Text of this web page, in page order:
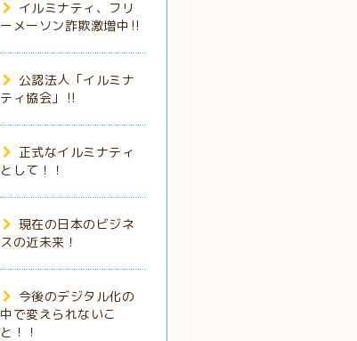
イルミナティ、フリ
ーメーソン詐欺激増中‼️
公認法人「イルミナ
ティ協会」‼️
正式なイルミナティ
として！！
現在の日本のビジネ
スの近未来！
今後のデジタル化の
中で変えられないこ
と！！